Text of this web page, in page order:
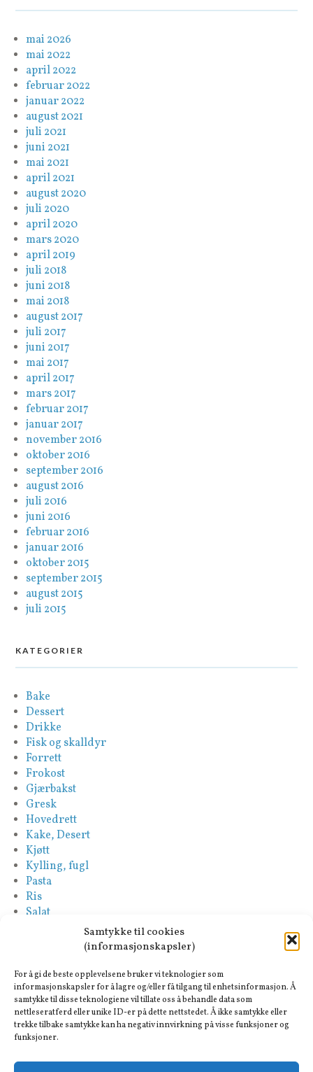
Samtykke til cookies
(informasjonskapsler)
For å gi de beste opplevelsene bruker vi teknologier som
informasjonskapsler for å lagre og/eller få tilgang til enhetsinformasjon. Å
samtykke til disse teknologiene vil tillate oss å behandle data som
nettleseratferd eller unike ID-er på dette nettstedet. Å ikke samtykke eller
trekke tilbake samtykke kan ha negativ innvirkning på visse funksjoner og
funksjoner.
mai 2026
mai 2022
april 2022
februar 2022
januar 2022
august 2021
juli 2021
juni 2021
mai 2021
april 2021
august 2020
juli 2020
april 2020
mars 2020
april 2019
juli 2018
juni 2018
mai 2018
august 2017
juli 2017
juni 2017
mai 2017
april 2017
mars 2017
februar 2017
januar 2017
november 2016
oktober 2016
september 2016
august 2016
juli 2016
juni 2016
februar 2016
januar 2016
oktober 2015
september 2015
august 2015
juli 2015
KATEGORIER
Bake
Dessert
Drikke
Fisk og skalldyr
Forrett
Frokost
Gjærbakst
Gresk
Hovedrett
Kake, Desert
Kjøtt
Kylling, fugl
Pasta
Ris
Salat
Suppe
Tapas-Mezze
Tyrkisk
Vegan
Vegetar